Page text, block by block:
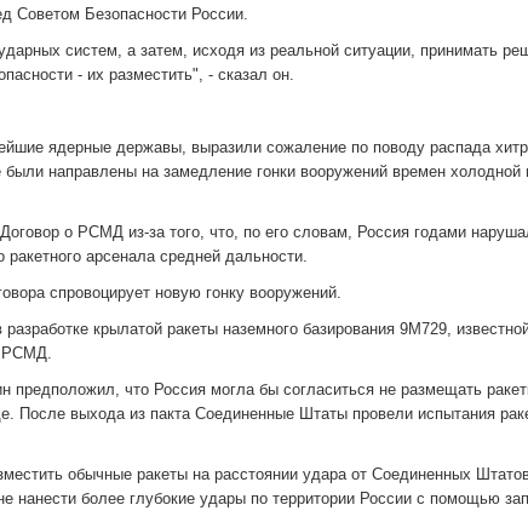
Советом Безопасности России.
систем, а затем, исходя из реальной ситуации, принимать
- их разместить", - сказал он.
ядерные державы, выразили сожаление по поводу распада
направлены на замедление гонки вооружений времен холодной
о РСМД из-за того, что, по его словам, Россия годами
ракетного арсенала средней дальности.
спровоцирует новую гонку вооружений.
крылатой ракеты наземного базирования 9М729,
РСМД.
предположил, что Россия могла бы согласиться не размещать
После выхода из пакта Соединенные Штаты провели испытания
обычные ракеты на расстоянии удара от Соединенных
нанести более глубокие удары по территории России с помощью